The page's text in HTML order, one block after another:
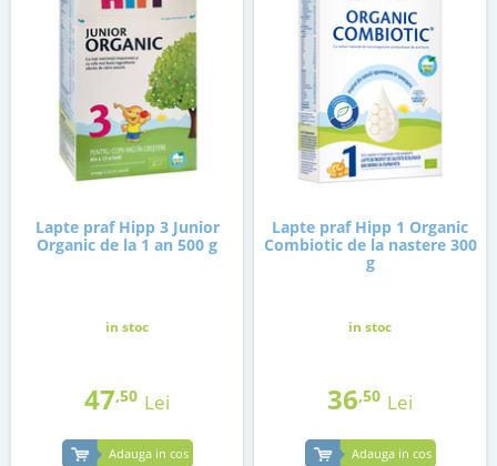
Lapte praf Hipp 3 Junior
Organic de la 1 an 500 g
in stoc
47,50 Lei
Adauga in cos
Lapte praf Hipp 1 Organic
Combiotic de la nastere 300
g
in stoc
36,50 Lei
Adauga in cos